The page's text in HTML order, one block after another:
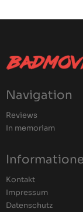
Navigation
Reviews
In memoriam
Kontakt
Impressum
Datenschutz